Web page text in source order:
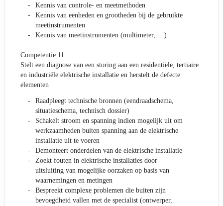
Kennis van controle- en meetmethoden
Kennis van eenheden en grootheden bij de gebruikte
meetinstrumenten
Kennis van meetinstrumenten (multimeter, …)
Competentie 11:
Stelt een diagnose van een storing aan een residentiële, tertiaire
en industriële elektrische installatie en herstelt de defecte
elementen
Raadpleegt technische bronnen (eendraadschema,
situatieschema, technisch dossier)
Schakelt stroom en spanning indien mogelijk uit om
werkzaamheden buiten spanning aan de elektrische
installatie uit te voeren
Demonteert onderdelen van de elektrische installatie
Zoekt fouten in elektrische installaties door
uitsluiting van mogelijke oorzaken op basis van
waarnemingen en metingen
Bespreekt complexe problemen die buiten zijn
bevoegdheid vallen met de specialist (ontwerper,